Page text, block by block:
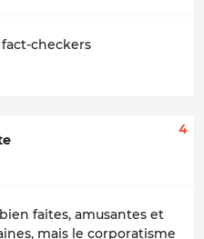
checkers
4
faites, amusantes et
mais le corporatisme